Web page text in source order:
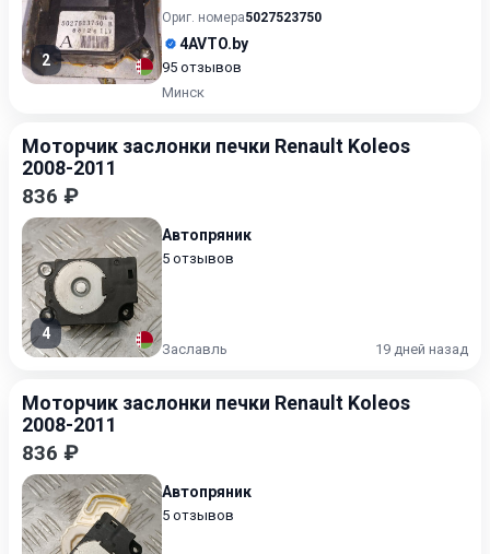
2
Халва, поможем с ус...
Ориг. номера5027523750
4AVTO.by
95 отзывов
Минск
Моторчик заслонки печки Renault Koleos
2008-2011
836 ₽
4
Автопряник
5 отзывов
Заславль 19 дней назад
Моторчик заслонки печки Renault Koleos
2008-2011
836 ₽
Автопряник
5 отзывов